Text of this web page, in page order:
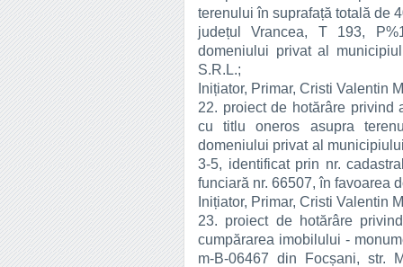
terenului în suprafață totală de
județul Vrancea, T 193,
domeniului privat al
S.R.L.;
Inițiator, Primar, Cristi Valentin
22. proiect de hotărâre privind
cu titlu oneros asupra
domeniului privat al
3-5, identificat prin nr.
funciară nr. 66507, în favoarea
Inițiator, Primar, Cristi Valentin
23. proiect de hotărâre
cumpărarea imobilului -
m-B-06467 din Focșani, str.